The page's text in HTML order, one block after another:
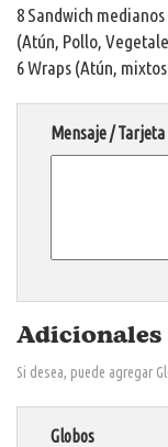
8 Sandwich
(Atún, Pollo,
6 Wraps (Atún,
Mensaje / Tarjeta
Adicionales
Si desea, puede agregar
Globos